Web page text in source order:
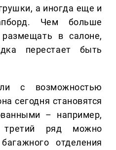
а иногда еще и
Чем больше
в салоне,
перестает быть
с возможностью
сегодня становятся
– например,
ряд можно
отделения